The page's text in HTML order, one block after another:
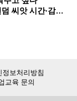
씨앗 시간·감정
정보처리방침
교육 문의